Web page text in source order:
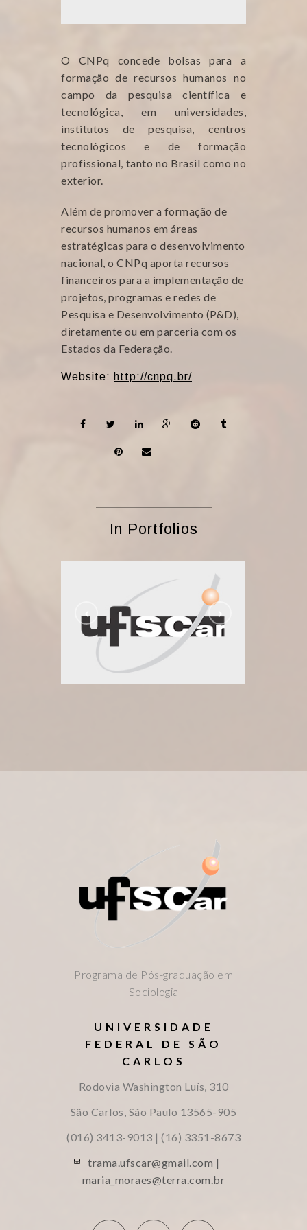
O CNPq concede bolsas para a
formação de recursos humanos no
campo da pesquisa científica e
tecnológica, em universidades,
institutos de pesquisa, centros
tecnológicos e de formação
profissional, tanto no Brasil como no
exterior.
Além de promover a formação de
recursos humanos em áreas
estratégicas para o desenvolvimento
nacional, o CNPq aporta recursos
financeiros para a implementação de
projetos, programas e redes de
Pesquisa e Desenvolvimento (P&D),
diretamente ou em parceria com os
Estados da Federação.
Website: http://cnpq.br/
In Portfolios
Universidade Federal de São
Carlos
Programa de Pós-graduação em
Sociologia
UNIVERSIDADE
FEDERAL DE SÃO
CARLOS
Rodovia Washington Luís, 310
São Carlos, São Paulo 13565-905
(016) 3413-9013 | (16) 3351-8673
trama.ufscar@gmail.com |
maria_moraes@terra.com.br